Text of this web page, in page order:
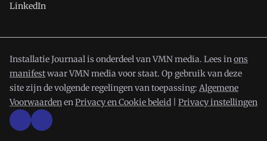
LinkedIn
Installatie Journaal is onderdeel van VMN media. Lees inons
manifestwaar VMN media voor staat. Op gebruik van deze
site zijn de volgende regelingen van toepassing: Algemene
VoorwaardenenPrivacy en Cookie beleid Privacy instellingen